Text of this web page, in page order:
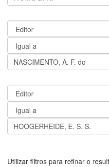
Utilizar filtros para refinar o